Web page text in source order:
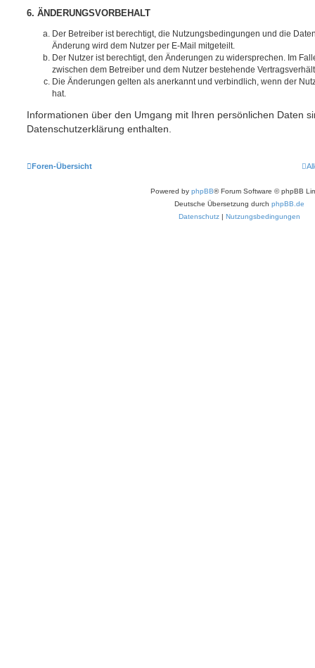
6. ÄNDERUNGSVORBEHALT
Der Betreiber ist berechtigt, die Nutzungsbedingungen und die
Änderung wird dem Nutzer per E-Mail mitgeteilt.
Der Nutzer ist berechtigt, den Änderungen zu widersprechen. Im
zwischen dem Betreiber und dem Nutzer bestehende
Die Änderungen gelten als anerkannt und verbindlich, wenn der
hat.
Informationen über den Umgang mit Ihren persönlichen Daten
Datenschutzerklärung enthalten.
Foren-Übersicht
Powered by phpBB® Forum Software © phpBB
Deutsche Übersetzung durch phpBB.de
Datenschutz | Nutzungsbedingungen